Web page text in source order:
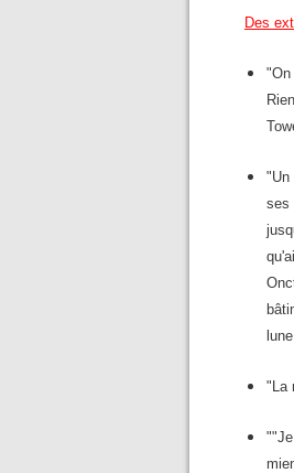
Des
"On
"Un
ses
"La